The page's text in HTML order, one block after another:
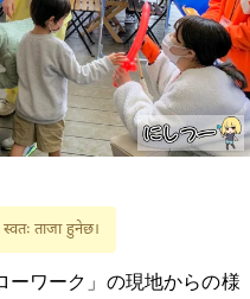
ताजा हुनेछ।
ワーク」の現地からの様